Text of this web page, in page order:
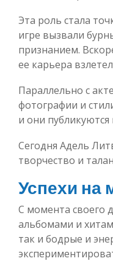
Эта роль стала
игре вызвали
признанием.
ее карьера
Параллельно с
фотографии и
и они
Сегодня Адель
творчество и
Успехи на
С момента своего
альбомами и
так и бодрые и